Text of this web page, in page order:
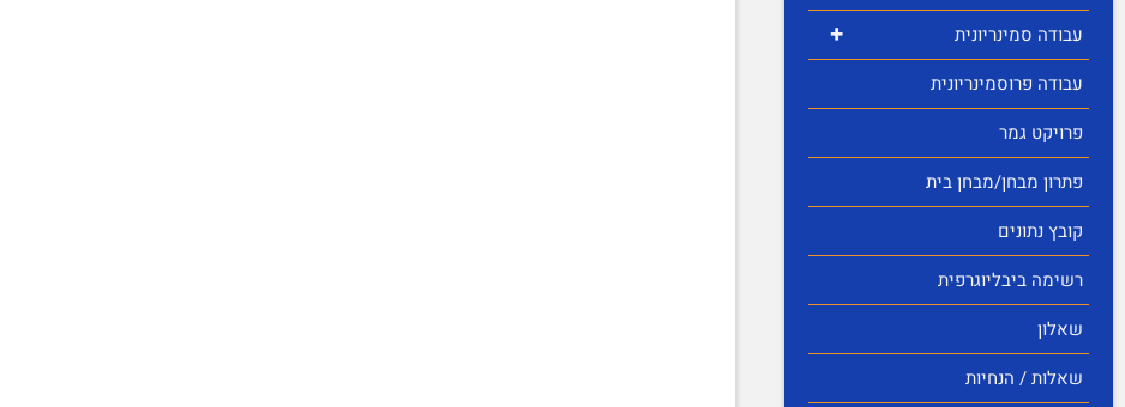
+
עבודה סמינריונית
עבודה פרוסמינריונית
פרויקט גמר
פתרון מבחן/מבחן בית
קובץ נתונים
רשימה ביבליוגרפית
שאלון
שאלות / הנחיות